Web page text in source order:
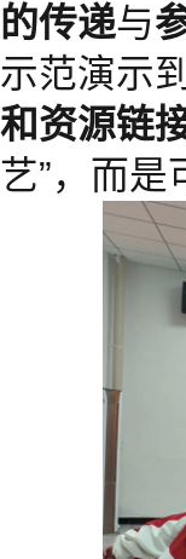
的传递与
示范演示
和资源链
艺”，而